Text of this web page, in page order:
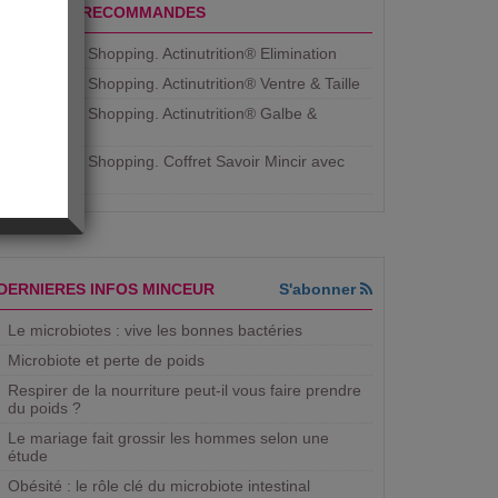
PRODUITS RECOMMANDES
Aujourdhui Shopping. Actinutrition® Elimination
Aujourdhui Shopping. Actinutrition® Ventre & Taille
Aujourdhui Shopping. Actinutrition® Galbe &
Aujourdhui Shopping. ​Coffret Savoir Mincir avec
INFOS MINCEUR S'abonner
Le microbiotes : vive les bonnes bactéries
Microbiote et perte de poids
Respirer de la nourriture peut-il vous faire prendre
du poids ?
Le mariage fait grossir les hommes selon une
étude
Obésité : le rôle clé du microbiote intestinal